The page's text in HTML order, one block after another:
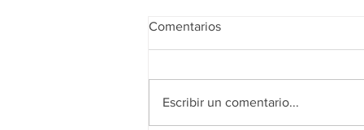
Realidad de octubre
Comentarios
Escribir un comentario...